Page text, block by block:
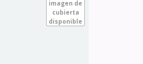
imagen de
cubierta
disponible